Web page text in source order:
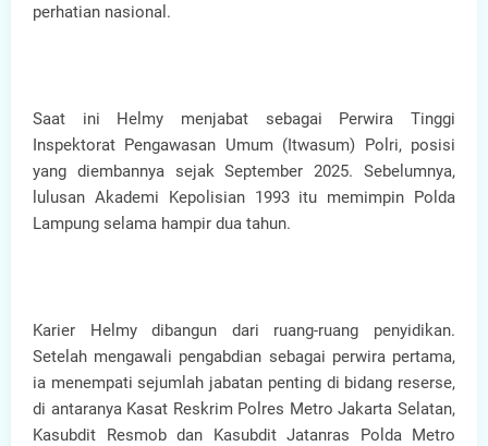
perhatian nasional.
Saat ini Helmy menjabat sebagai Perwira Tinggi
Inspektorat Pengawasan Umum (Itwasum) Polri, posisi
yang diembannya sejak September 2025. Sebelumnya,
lulusan Akademi Kepolisian 1993 itu memimpin Polda
Lampung selama hampir dua tahun.
Karier Helmy dibangun dari ruang-ruang penyidikan.
Setelah mengawali pengabdian sebagai perwira pertama,
ia menempati sejumlah jabatan penting di bidang reserse,
di antaranya Kasat Reskrim Polres Metro Jakarta Selatan,
Kasubdit Resmob dan Kasubdit Jatanras Polda Metro